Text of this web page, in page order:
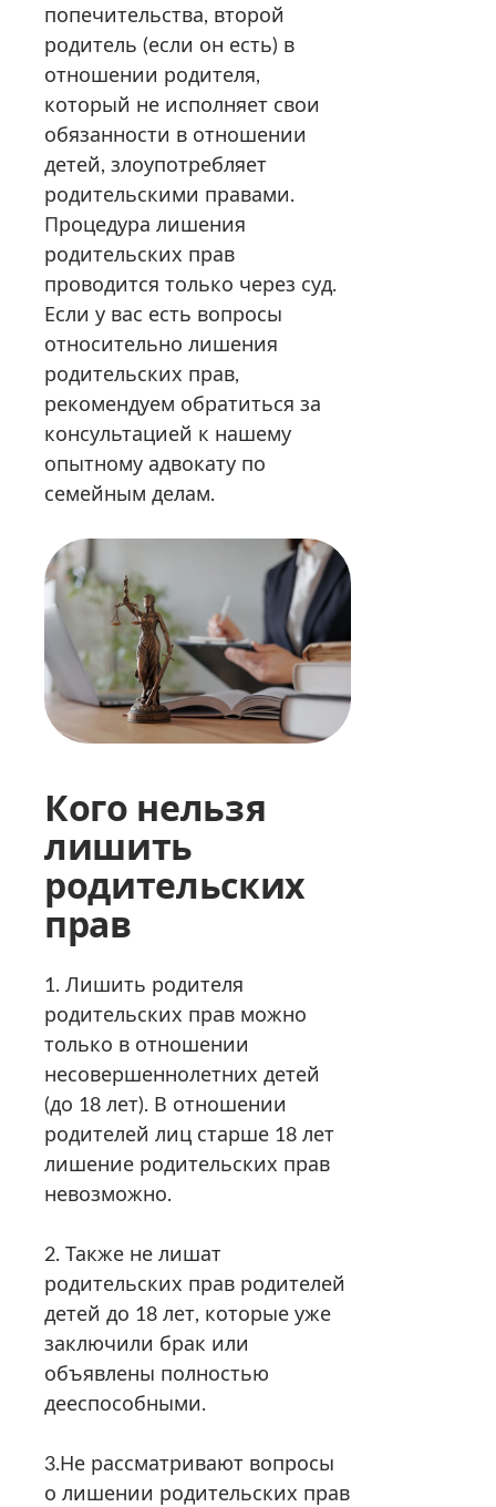
попечительства, второй
родитель (если он есть) в
отношении родителя,
который не исполняет свои
обязанности в отношении
детей, злоупотребляет
родительскими правами.
Процедура лишения
родительских прав
проводится только через суд.
Если у вас есть вопросы
относительно лишения
родительских прав,
рекомендуем обратиться за
консультацией к нашему
опытному адвокату по
семейным делам.
Кого нельзя
лишить
родительских
прав
1. Лишить родителя
родительских прав можно
только в отношении
несовершеннолетних детей
(до 18 лет). В отношении
родителей лиц старше 18 лет
лишение родительских прав
невозможно.
2. Также не лишат
родительских прав родителей
детей до 18 лет, которые уже
заключили брак или
объявлены полностью
дееспособными.
3.Не рассматривают вопросы
о лишении родительских прав